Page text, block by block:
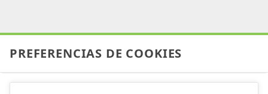
PREFERENCIAS DE COOKIES